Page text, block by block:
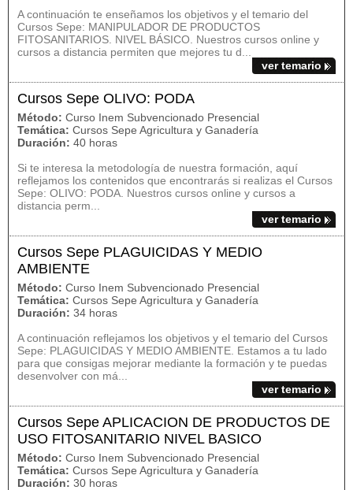
A continuación te enseñamos los objetivos y el temario del
Cursos Sepe: MANIPULADOR DE PRODUCTOS
FITOSANITARIOS. NIVEL BÁSICO. Nuestros cursos online y
cursos a distancia permiten que mejores tu d...
ver temario
Cursos Sepe OLIVO: PODA
Método: Curso Inem Subvencionado Presencial
Temática: Cursos Sepe Agricultura y Ganadería
Duración: 40 horas
Si te interesa la metodología de nuestra formación, aquí
reflejamos los contenidos que encontrarás si realizas el Cursos
Sepe: OLIVO: PODA. Nuestros cursos online y cursos a
distancia perm...
ver temario
Cursos Sepe PLAGUICIDAS Y MEDIO
AMBIENTE
Método: Curso Inem Subvencionado Presencial
Temática: Cursos Sepe Agricultura y Ganadería
Duración: 34 horas
A continuación reflejamos los objetivos y el temario del Cursos
Sepe: PLAGUICIDAS Y MEDIO AMBIENTE. Estamos a tu lado
para que consigas mejorar mediante la formación y te puedas
desenvolver con má...
ver temario
Cursos Sepe APLICACION DE PRODUCTOS DE
USO FITOSANITARIO NIVEL BASICO
Método: Curso Inem Subvencionado Presencial
Temática: Cursos Sepe Agricultura y Ganadería
Duración: 30 horas